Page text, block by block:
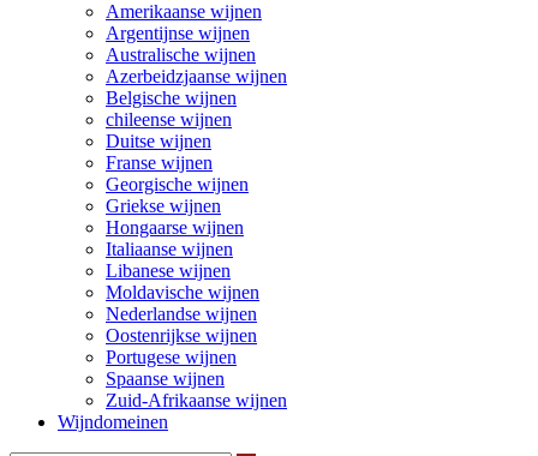
Amerikaanse wijnen
Argentijnse wijnen
Australische wijnen
Azerbeidzjaanse wijnen
Belgische wijnen
chileense wijnen
Duitse wijnen
Franse wijnen
Georgische wijnen
Griekse wijnen
Hongaarse wijnen
Italiaanse wijnen
Libanese wijnen
Moldavische wijnen
Nederlandse wijnen
Oostenrijkse wijnen
Portugese wijnen
Spaanse wijnen
Zuid-Afrikaanse wijnen
Wijndomeinen